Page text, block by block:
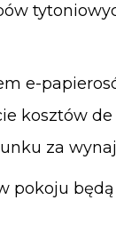
e-
kosztów
za
pokoju będą